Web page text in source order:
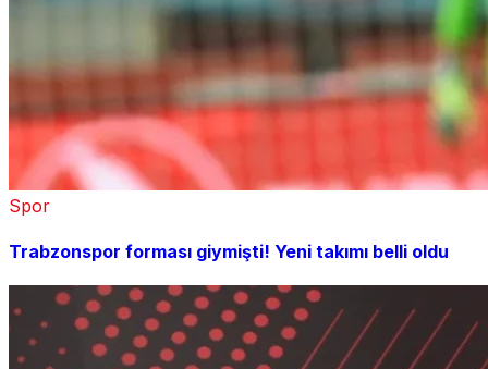
Spor
Trabzonspor forması giymişti! Yeni takımı belli oldu